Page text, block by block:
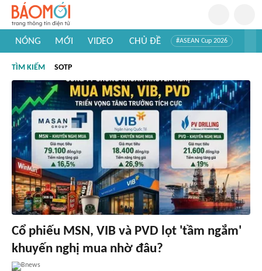
NÓNG MỚI VIDEO CHỦ ĐỀ #ASEAN Cup 2026
#Khám phá thế giới
TÌM KIẾM SOTP
Cổ phiếu MSN, VIB và PVD lọt 'tầm ngắm'
khuyến nghị mua nhờ đâu?
Bnews